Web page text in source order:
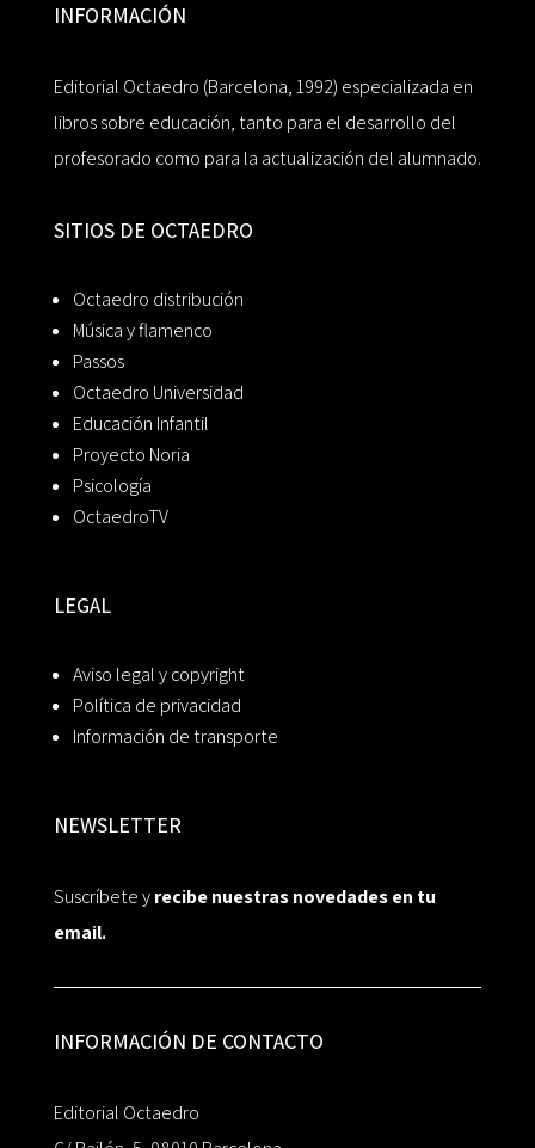
INFORMACIÓN
Editorial Octaedro (Barcelona, 1992) especializada en
libros sobre educación, tanto para el desarrollo del
profesorado como para la actualización del alumnado.
SITIOS DE OCTAEDRO
Octaedro distribución
Música y flamenco
Passos
Octaedro Universidad
Educación Infantil
Proyecto Noria
Psicología
OctaedroTV
LEGAL
Aviso legal y copyright
Política de privacidad
Información de transporte
NEWSLETTER
Suscríbete yrecibe nuestras novedades en tu
email.
INFORMACIÓN DE CONTACTO
Editorial Octaedro